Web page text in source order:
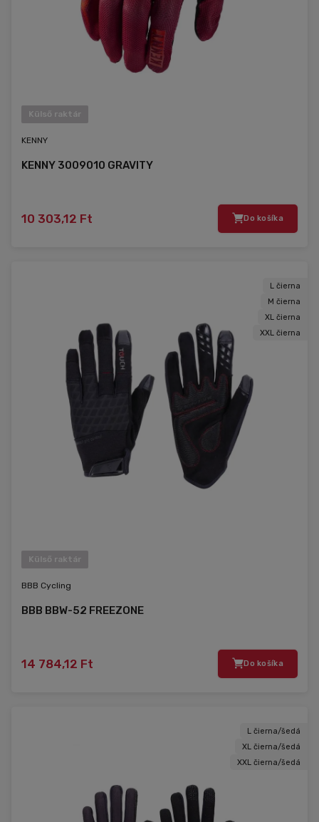
Külső raktár
KENNY
KENNY 3009010 GRAVITY
10 303,12 Ft Do košíka
L čierna
M čierna
XL čierna
XXL čierna
Külső raktár
BBB Cycling
BBB BBW-52 FREEZONE
14 784,12 Ft Do košíka
L čierna/šedá
XL čierna/šedá
XXL čierna/šedá